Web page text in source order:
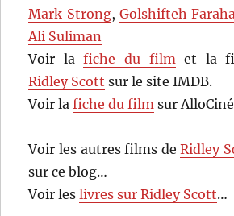
Mark Strong, Golshifteh
Ali Suliman
Voir lafiche du film et la
Ridley Scott sur le site IMDB.
Voir lafiche du film sur
Voir les autres films deRidley
sur ce blog…
Voir leslivres sur Ridley Scott…